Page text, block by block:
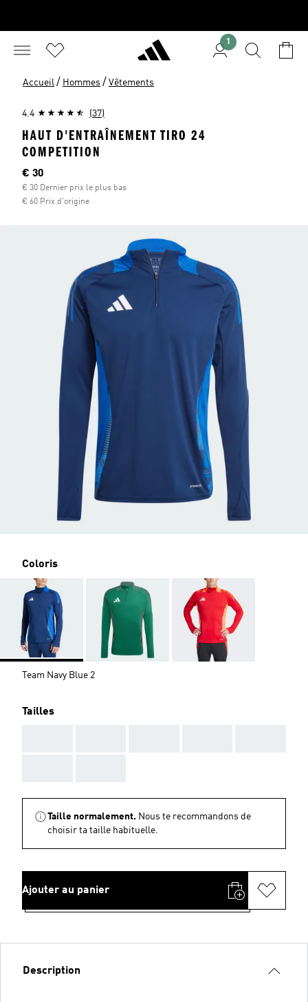
1
Accueil / Hommes / Vêtements
4.4 (37)
HAUT D'ENTRAÎNEMENT TIRO 24
COMPETITION
Current price
€ 30
€ 30 Dernier prix le plus bas
€ 60 Prix d'origine
Coloris
Team Navy Blue 2
Tailles
Taille normalement. Nous te recommandons de
choisir ta taille habituelle.
Ajouter au panier
Description